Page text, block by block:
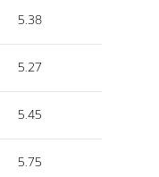
5.38
5.27
5.45
5.75